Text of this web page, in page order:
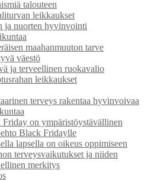
talouteen
leikkaukset
ja nuorten hyvinvointi
maahanmuuton tarve
väestö
ja terveellinen ruokavalio
leikkaukset
terveys rakentaa hyvinvoivaa
Friday on ympäristöystävällinen
Black Fridaylle
lapsella on oikeus oppimiseen
terveysvaikutukset ja niiden
merkitys